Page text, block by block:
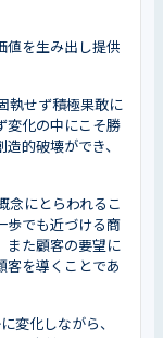
値を生み出し提供
執せず積極果敢に
変化の中にこそ勝
的破壊ができ、
念にとらわれるこ
歩でも近づける商
また顧客の要望に
客を導くことであ
変化しながら、